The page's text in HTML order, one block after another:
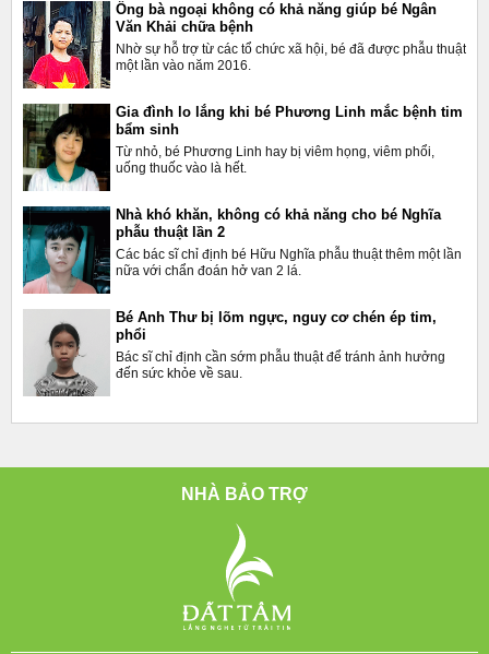
Ông bà ngoại không có khả năng giúp bé Ngân
Văn Khải chữa bệnh
Nhờ sự hỗ trợ từ các tổ chức xã hội, bé đã được phẫu thuật
một lần vào năm 2016.
Gia đình lo lắng khi bé Phương Linh mắc bệnh tim
bẩm sinh
Từ nhỏ, bé Phương Linh hay bị viêm họng, viêm phổi,
uống thuốc vào là hết.
Nhà khó khăn, không có khả năng cho bé Nghĩa
phẫu thuật lần 2
Các bác sĩ chỉ định bé Hữu Nghĩa phẫu thuật thêm một lần
nữa với chẩn đoán hở van 2 lá.
Bé Anh Thư bị lõm ngực, nguy cơ chén ép tim,
phổi
Bác sĩ chỉ định cần sớm phẫu thuật để tránh ảnh hưởng
đến sức khỏe về sau.
NHÀ BẢO TRỢ